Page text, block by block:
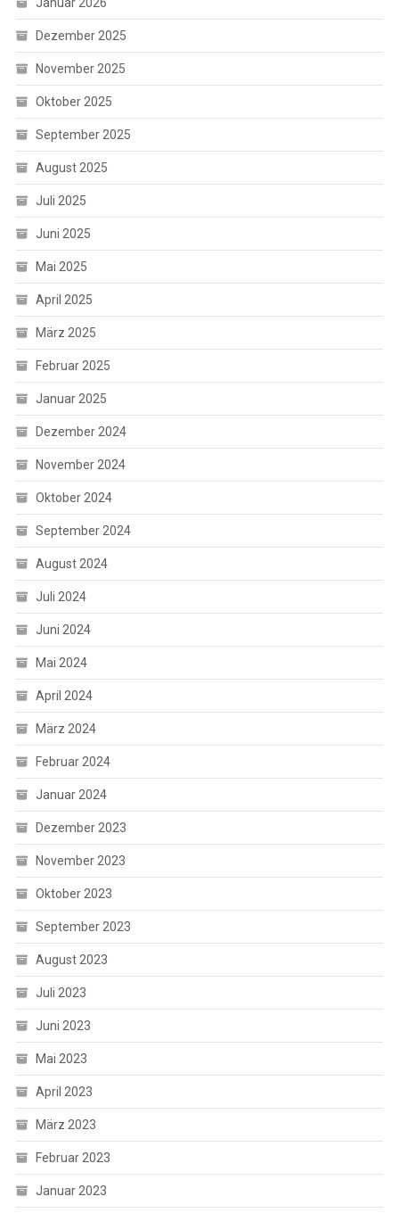
Dezember 2025
November 2025
Oktober 2025
September 2025
August 2025
Juli 2025
Juni 2025
Mai 2025
April 2025
März 2025
Februar 2025
Januar 2025
Dezember 2024
November 2024
Oktober 2024
September 2024
August 2024
Juli 2024
Juni 2024
Mai 2024
April 2024
März 2024
Februar 2024
Januar 2024
Dezember 2023
November 2023
Oktober 2023
September 2023
August 2023
Juli 2023
Juni 2023
Mai 2023
April 2023
März 2023
Februar 2023
Januar 2023